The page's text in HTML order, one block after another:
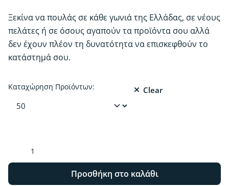
Ξεκίνα να πουλάς σε κάθε γωνιά της Ελλάδας, σε νέους
πελάτες ή σε όσους αγαπούν τα προϊόντα σου αλλά
δεν έχουν πλέον τη δυνατότητα να επισκεφθούν το
κατάστημά σου.
Καταχώρηση Προϊόντων: Clear
το
δικό
Προσθήκη στο καλάθι